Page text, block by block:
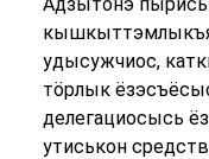
удысужчиос,
тöрлык
делегациосысь
утиськон